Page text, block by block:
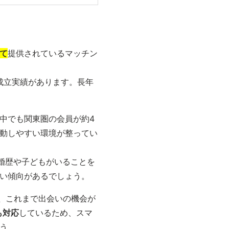
提供されているマッチン
立実績があります。長年
中でも関東圏の会員が約4
しやすい環境が整ってい
歴や子どもがいることを
傾向があるでしょう。
これまで出会いの機会が
対応しているため、スマ